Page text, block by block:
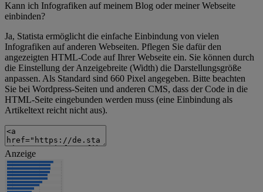
Kann ich Infografiken auf meinem Blog oder meiner Webseite
einbinden?
Ja, Statista ermöglicht die einfache Einbindung von vielen
Infografiken auf anderen Webseiten. Pflegen Sie dafür den
angezeigten HTML-Code auf Ihrer Webseite ein. Sie können durch
die Einstellung der Anzeigebreite (Width) die Darstellungsgröße
anpassen. Als Standard sind 660 Pixel angegeben. Bitte beachten
Sie bei Wordpress-Seiten und anderen CMS, dass der Code in die
HTML-Seite eingebunden werden muss (eine Einbindung als
Artikeltext reicht nicht aus).
Anzeige